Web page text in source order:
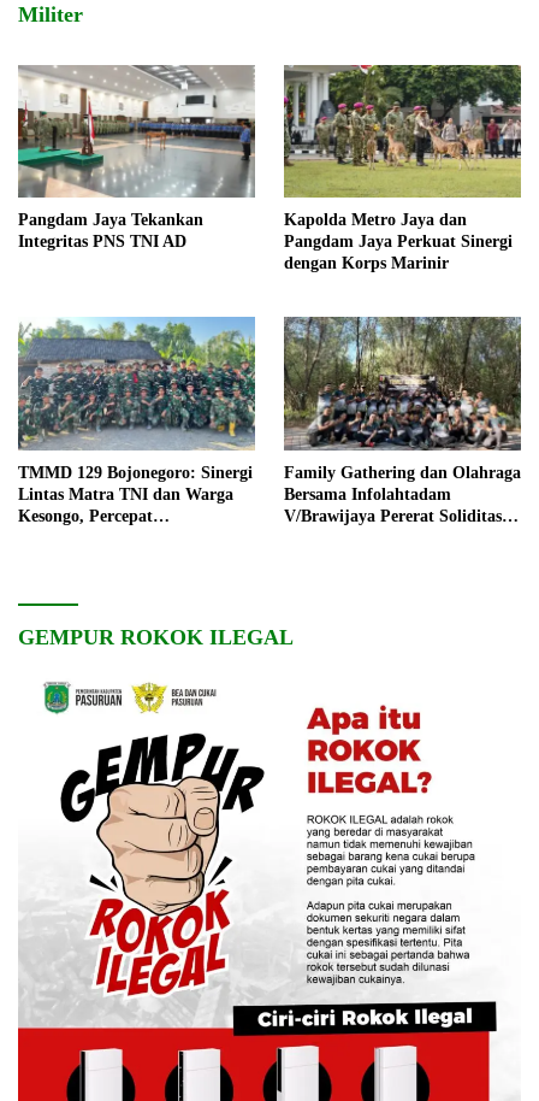
Militer
Pangdam Jaya Tekankan
Integritas PNS TNI AD
Kapolda Metro Jaya dan
Pangdam Jaya Perkuat Sinergi
dengan Korps Marinir
TMMD 129 Bojonegoro: Sinergi
Lintas Matra TNI dan Warga
Kesongo, Percepat
Family Gathering dan Olahraga
Bersama Infolahtadam
V/Brawijaya Pererat Soliditas
GEMPUR ROKOK ILEGAL